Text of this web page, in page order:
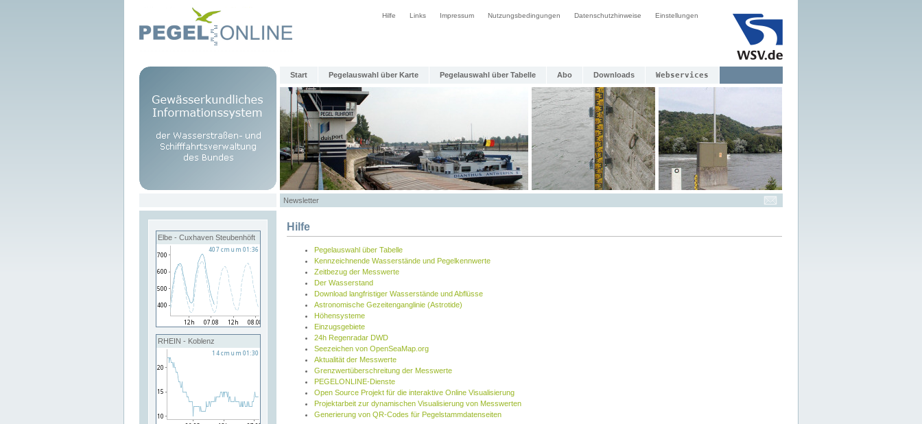
Hilfe Links Impressum Nutzungsbedingungen Datenschutzhinweise Einstellungen
Start Pegelauswahl über Karte Pegelauswahl über Tabelle Abo Downloads Webservices
Newsletter
Elbe - Cuxhaven Steubenhöft
RHEIN - Koblenz
Hilfe
Pegelauswahl über Tabelle
Kennzeichnende Wasserstände und Pegelkennwerte
Zeitbezug der Messwerte
Der Wasserstand
Download langfristiger Wasserstände und Abflüsse
Astronomische Gezeitenganglinie (Astrotide)
Höhensysteme
Einzugsgebiete
24h Regenradar DWD
Seezeichen von OpenSeaMap.org
Aktualität der Messwerte
Grenzwertüberschreitung der Messwerte
PEGELONLINE-Dienste
Open Source Projekt für die interaktive Online Visualisierung
Projektarbeit zur dynamischen Visualisierung von Messwerten
Generierung von QR-Codes für Pegelstammdatenseiten